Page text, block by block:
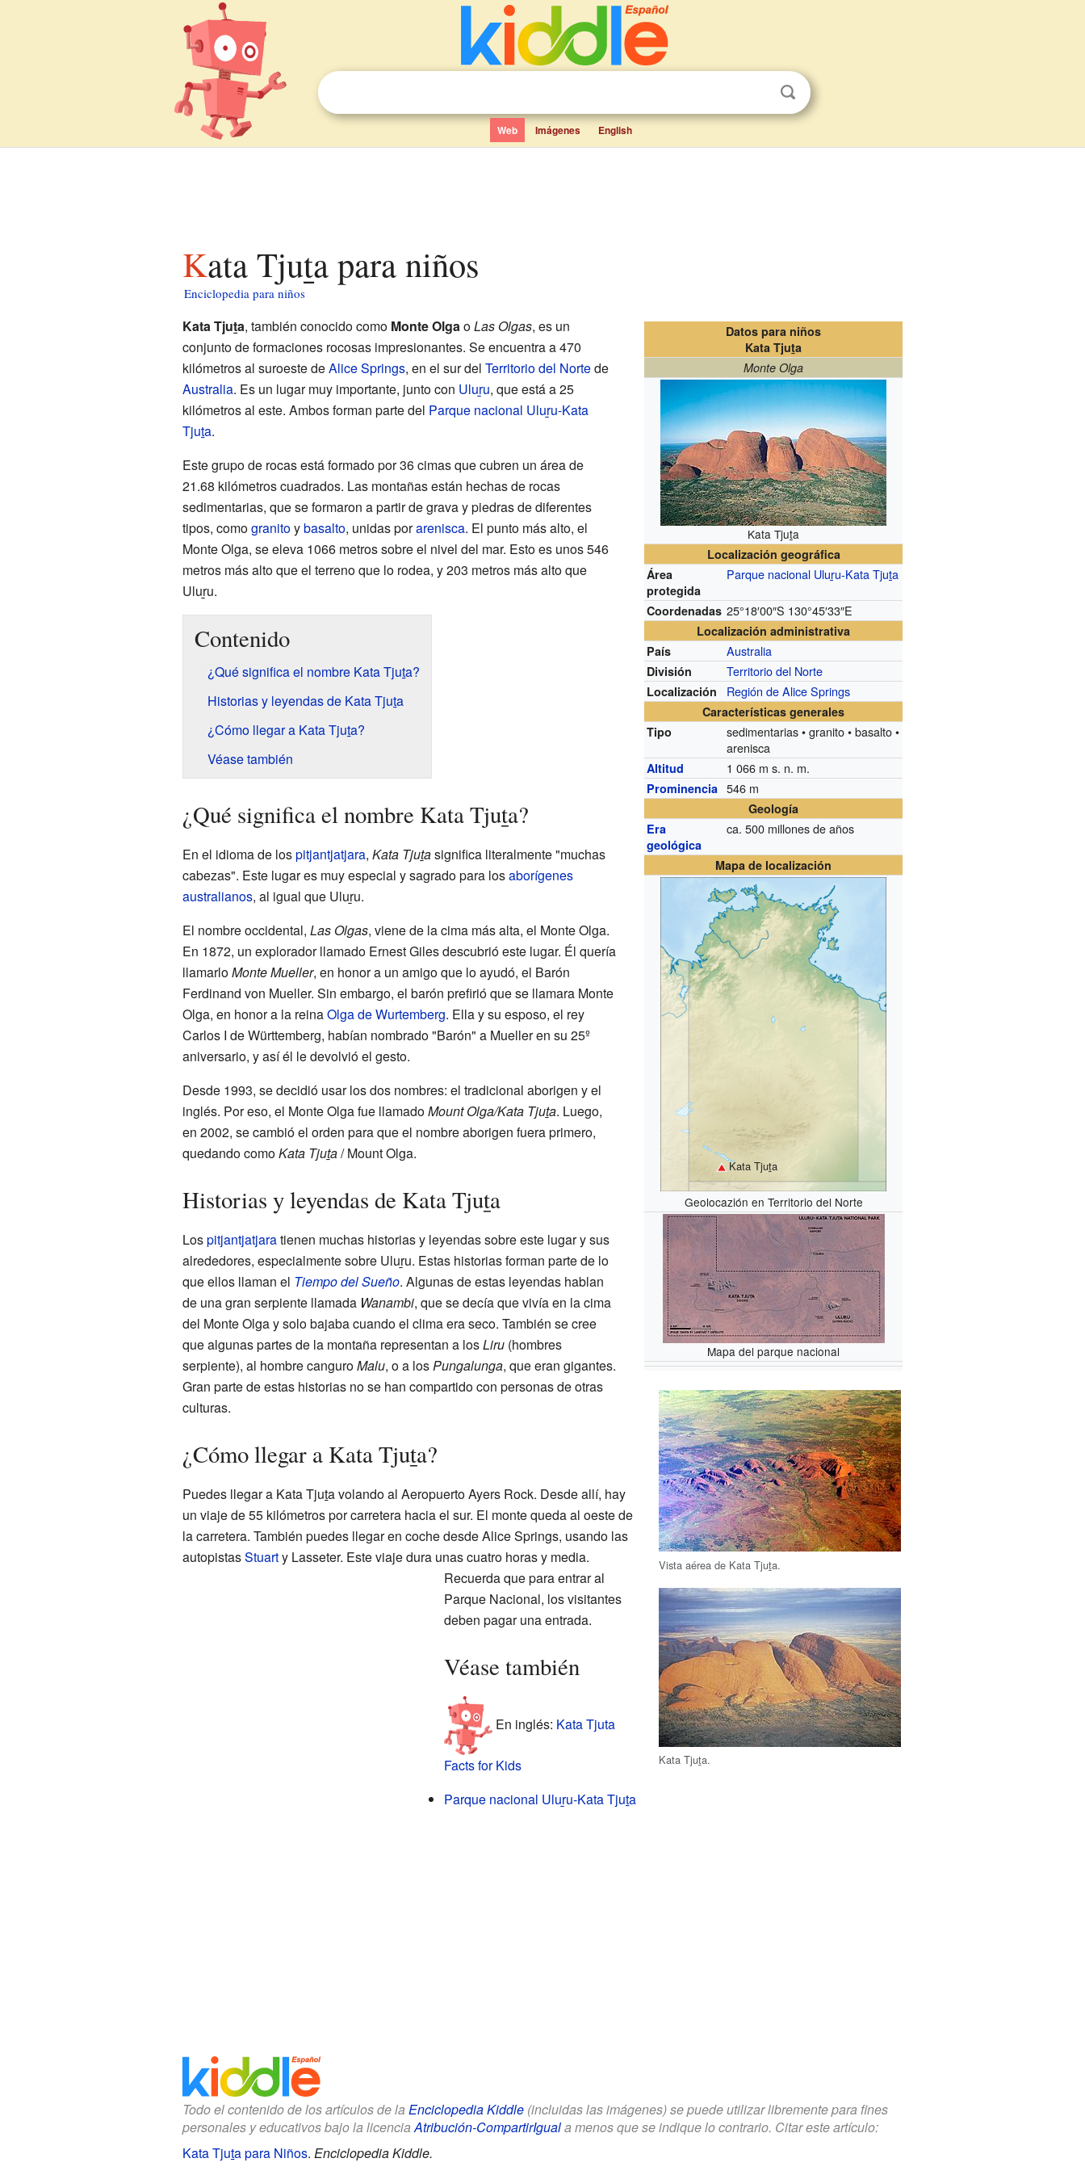
Web Imágenes English
Kata Tjuṯa para niños
Enciclopedia para niños
Datos para niños
Kata Tjuṯa
Monte Olga
Kata Tjuṯa
Localización geográfica
Área
protegida
Parque nacional Uluṟu-Kata Tjuṯa
Coordenadas 25°18′00″S 130°45′33″E
Localización administrativa
País
Australia
División Territorio del Norte
Localización Región de Alice Springs
Características generales
Tipo
sedimentarias • granito • basalto •
arenisca
Altitud 1 066 m s. n. m.
Prominencia 546 m
Geología
Era
geológica
ca. 500 millones de años
Mapa de localización
Kata Tjuṯa
Geolocazión en Territorio del Norte
Mapa del parque nacional
Kata Tjuṯa, también conocido como Monte OlgaoLas Olgas, es un
conjunto de formaciones rocosas impresionantes. Se encuentra a 470
kilómetros al suroeste deAlice Springs, en el sur del Territorio del Nortede
Australia. Es un lugar muy importante, junto con Uluṟu, que está a 25
kilómetros al este. Ambos forman parte del Parque nacional Uluṟu-Kata
Tjuṯa.
Este grupo de rocas está formado por 36 cimas que cubren un área de
21.68 kilómetros cuadrados. Las montañas están hechas de rocas
sedimentarias, que se formaron a partir de grava y piedras de diferentes
tipos, comogranitoybasalto, unidas porarenisca. El punto más alto, el
Monte Olga, se eleva 1066 metros sobre el nivel del mar. Esto es unos 546
metros más alto que el terreno que lo rodea, y 203 metros más alto que
Uluṟu.
Contenido
¿Qué significa el nombre Kata Tjuṯa?
Historias y leyendas de Kata Tjuṯa
¿Cómo llegar a Kata Tjuṯa?
Véase también
¿Qué significa el nombre Kata Tjuṯa?
Vista aérea de Kata Tjuṯa.
Kata Tjuṯa.
En el idioma de lospitjantjatjara, Kata Tjuṯasignifica literalmente "muchas
cabezas". Este lugar es muy especial y sagrado para losaborígenes
australianos, al igual que Uluṟu.
El nombre occidental, Las Olgas, viene de la cima más alta, el Monte Olga.
En 1872, un explorador llamado Ernest Giles descubrió este lugar. Él quería
llamarloMonte Mueller, en honor a un amigo que lo ayudó, el Barón
Ferdinand von Mueller. Sin embargo, el barón prefirió que se llamara Monte
Olga, en honor a la reinaOlga de Wurtemberg. Ella y su esposo, el rey
Carlos I de Württemberg, habían nombrado "Barón" a Mueller en su 25º
aniversario, y así él le devolvió el gesto.
Desde 1993, se decidió usar los dos nombres: el tradicional aborigen y el
inglés. Por eso, el Monte Olga fue llamadoMount Olga/Kata Tjuṯa. Luego,
en 2002, se cambió el orden para que el nombre aborigen fuera primero,
quedando comoKata Tjuṯa/ Mount Olga.
Historias y leyendas de Kata Tjuṯa
Lospitjantjatjaratienen muchas historias y leyendas sobre este lugar y sus
alrededores, especialmente sobre Uluṟu. Estas historias forman parte de lo
que ellos llaman el Tiempo del Sueño. Algunas de estas leyendas hablan
de una gran serpiente llamada Wanambi, que se decía que vivía en la cima
del Monte Olga y solo bajaba cuando el clima era seco. También se cree
que algunas partes de la montaña representan a losLiru(hombres
serpiente), al hombre canguroMalu, o a losPungalunga, que eran gigantes.
Gran parte de estas historias no se han compartido con personas de otras
culturas.
¿Cómo llegar a Kata Tjuṯa?
Puedes llegar a Kata Tjuṯavolando al Aeropuerto Ayers Rock. Desde allí, hay
un viaje de 55 kilómetros por carretera hacia el sur. El monte queda al oeste de
la carretera. También puedes llegar en coche desde Alice Springs, usando las
autopistasStuarty Lasseter. Este viaje dura unas cuatro horas y media.
Recuerda que para entrar al
Parque Nacional, los visitantes
deben pagar una entrada.
Véase también
En inglés: Kata Tjuta
Facts for Kids
Parque nacional Uluṟu-Kata Tjuṯa
Todo el contenido de los artículos de la Enciclopedia Kiddle(incluidas las imágenes) se puede utilizar libremente para fines
personales y educativos bajo la licenciaAtribución-CompartirIguala menos que se indique lo contrario. Citar este artículo:
Kata Tjuṯa para Niños. Enciclopedia Kiddle.